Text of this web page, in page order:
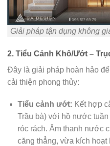
Giải pháp tận dụng không
2. Tiểu Cảnh Khô/Ướt –
Đây là giải pháp hoàn hảo
cải thiện phong thủy:
Tiểu cảnh ướt: Kết hợp
Trầu bà) với hồ nước
róc rách. Âm thanh nước
căng thẳng, vừa kích